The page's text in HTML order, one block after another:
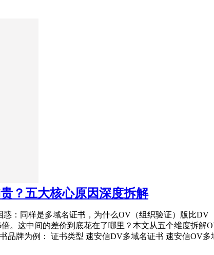
？五大核心原因深度拆解
：同样是多域名证书，为什么OV（组织验证）版比
。这中间的差价到底花在了哪里？本文从五个维度拆解
品牌为例： 证书类型 速安信DV多域名证书 速安信OV